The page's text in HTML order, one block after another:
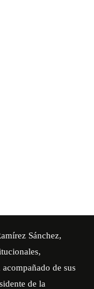
Sánchez,
de sus
de la